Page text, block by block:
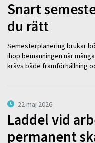
Snart
du rätt
Semesterplanering brukar
ihop bemanningen när
krävs både framförhållning
22 maj 2026
Laddel vid
permanent